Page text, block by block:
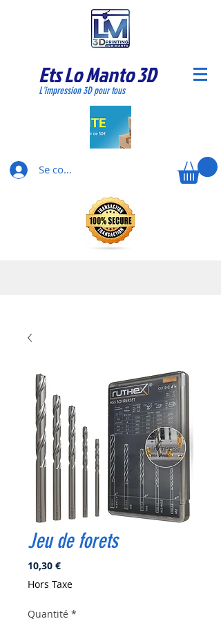
Ets Lo Manto 3D
L'impression 3D pour tous
Se connecter
Jeu de forets
10,30 €Prix
Hors Taxe
Quantité *